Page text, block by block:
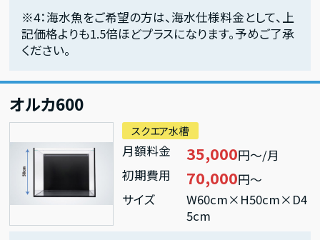
※4：海水魚をご希望の方は、海水仕様料金として、上
記価格よりも1.5倍ほどプラスになります。予めご了承
ください。
オルカ600
スクエア水槽
月額料金 35,000円～/月
初期費用
70,000円～
サイズ
W60cm×H50cm×D4
5cm